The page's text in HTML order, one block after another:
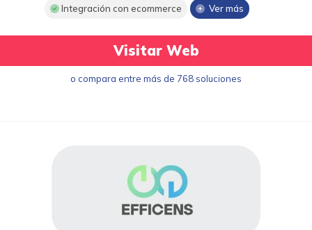
Integración con ecommerce Ver más
Visitar Web
o compara entre más de 768 soluciones